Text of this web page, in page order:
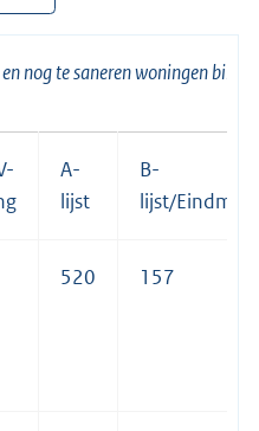
nog te saneren woningen
A-
lijst
B-
lijst/
520 157